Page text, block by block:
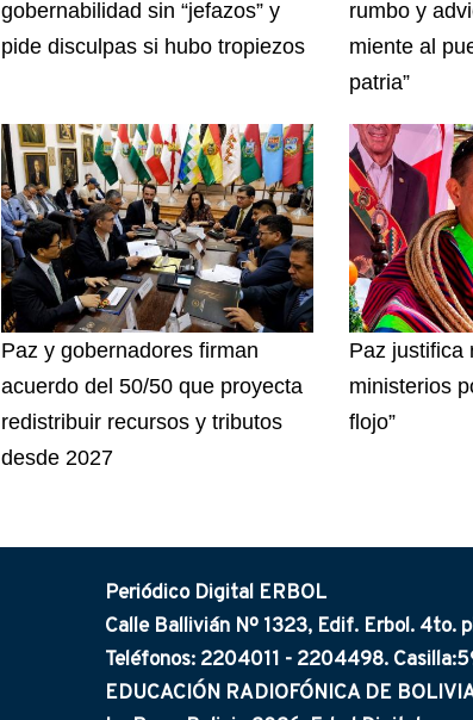
gobernabilidad sin “jefazos” y
pide disculpas si hubo tropiezos
rumbo y
miente al
patria”
Paz y gobernadores firman
acuerdo del 50/50 que proyecta
redistribuir recursos y tributos
desde 2027
Paz justifica
ministerios
flojo”
Periódico Digital ERBOL
Calle Ballivián Nº 1323, Edif. Erbol. 4to.
Teléfonos: 2204011 - 2204498.
EDUCACIÓN RADIOFÓNICA DE